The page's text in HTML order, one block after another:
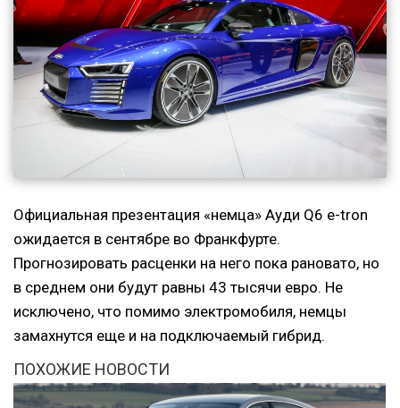
Официальная презентация «немца» Ауди Q6 e-tron
ожидается в сентябре во Франкфурте.
Прогнозировать расценки на него пока рановато, но
в среднем они будут равны 43 тысячи евро. Не
исключено, что помимо электромобиля, немцы
замахнутся еще и на подключаемый гибрид.
ПОХОЖИЕ НОВОСТИ